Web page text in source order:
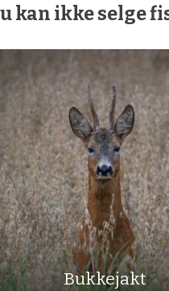
kan ikke selge
Bukkejakt